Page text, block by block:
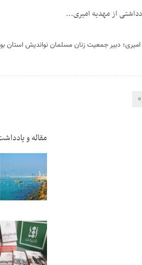
از مهدیه امیری...
دبیر جمعیت زنان مسلمان نواندیش استان
مقاله و